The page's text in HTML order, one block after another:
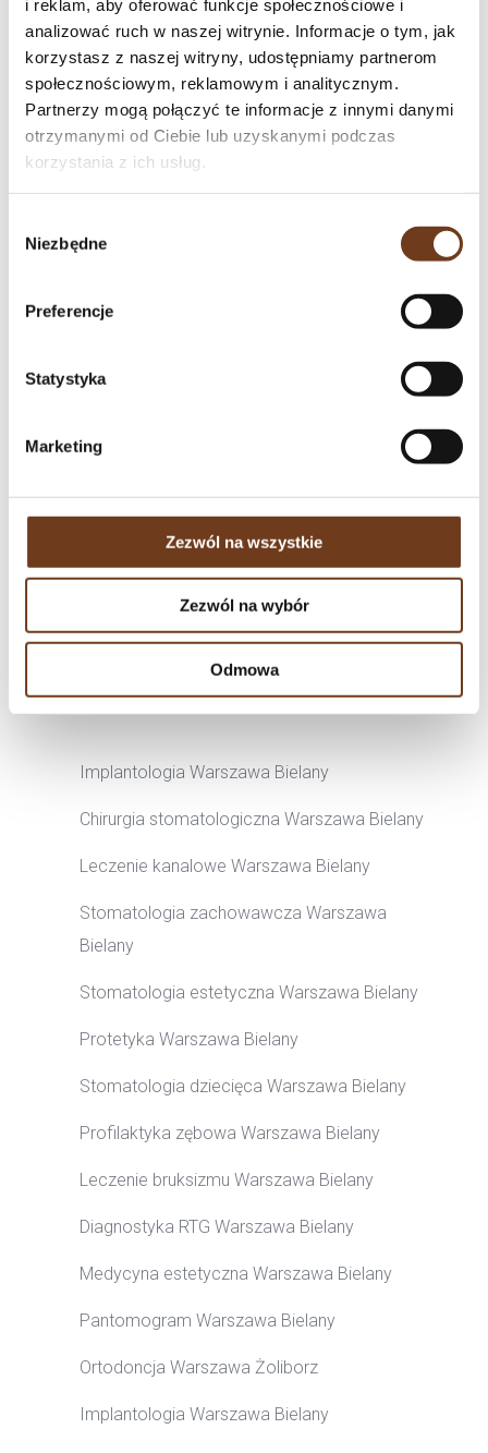
i reklam, aby oferować funkcje społecznościowe i
analizować ruch w naszej witrynie. Informacje o tym, jak
korzystasz z naszej witryny, udostępniamy partnerom
społecznościowym, reklamowym i analitycznym.
Partnerzy mogą połączyć te informacje z innymi danymi
otrzymanymi od Ciebie lub uzyskanymi podczas
korzystania z ich usług.
zgody
Niezbędne
Preferencje
Statystyka
Marketing
Zezwól na wszystkie
Zezwól na wybór
Odmowa
implantologiczną do Ratyńscy Stomatologia w
Warszawie-Bielany. Zaproponujemy Państwu
najlepsze rozwiązanie w zakresie implantologii.
Pracujemy na najwyższej jakości sprzęcie,
posiadamy wieloletnie doświadczenie,
współpracujemy z najlepszymi producentami
Straumann, AlphaBio, Mis. Pomożemy odzyskać
implantu stomatologicznego?
Czy wszczepienie implantu
POTRZEBUJESZ
POMOCY?
SKONTAKTUJ SIĘ Z NAMI!
+48 513 53 99 33
Implantologia Warszawa Bielany
Chirurgia stomatologiczna Warszawa Bielany
Leczenie kanalowe Warszawa Bielany
Stomatologia zachowawcza Warszawa
Bielany
Stomatologia estetyczna Warszawa Bielany
Protetyka Warszawa Bielany
Stomatologia dziecięca Warszawa Bielany
Profilaktyka zębowa Warszawa Bielany
Leczenie bruksizmu Warszawa Bielany
Diagnostyka RTG Warszawa Bielany
Medycyna estetyczna Warszawa Bielany
Pantomogram Warszawa Bielany
Ortodoncja Warszawa Żoliborz
Implantologia Warszawa Bielany